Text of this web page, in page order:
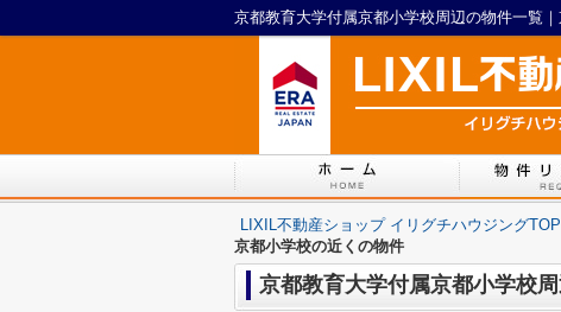
LIXIL不動産ショップ イリグチハウジングTOP
京都小学校の近くの物件
京都教育大学付属京都小学校